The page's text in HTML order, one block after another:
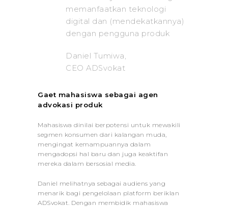
memanfaatkan teknologi
digital dan (mendekatkannya)
dengan pengguna produk
Daniel Tumiwa,
CEO ADSvokat
Gaet mahasiswa sebagai agen
advokasi produk
Mahasiswa dinilai berpotensi untuk mewakili
segmen konsumen dari kalangan muda,
mengingat kemampuannya dalam
mengadopsi hal baru dan juga keaktifan
mereka dalam bersosial media.
Daniel melihatnya sebagai audiens yang
menarik bagi pengelolaan platform beriklan
ADSvokat. Dengan membidik mahasiswa